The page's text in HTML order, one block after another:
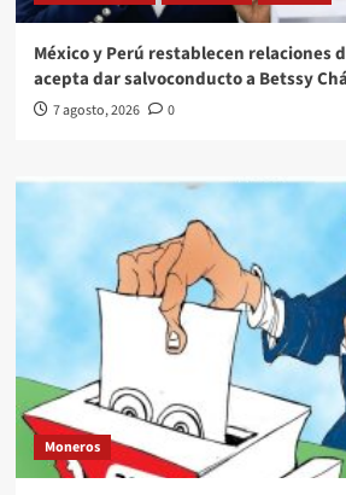
México y Perú restablecen relaciones
acepta dar salvoconducto a Betssy
7 agosto, 2026 0
Moneros